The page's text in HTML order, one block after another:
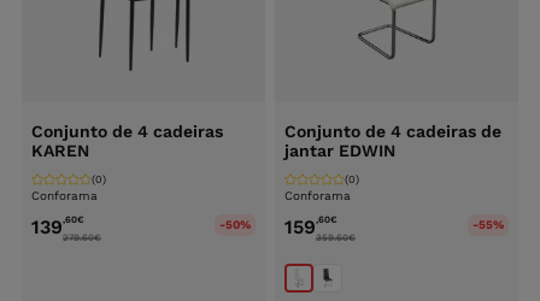
Conjunto de 4 cadeiras
KAREN
Conforama
(0)
139,60€
279.60€
-50%
Conjunto de 4 cadeiras de
jantar EDWIN
Conforama
(0)
159,60€
359.60€
-55%